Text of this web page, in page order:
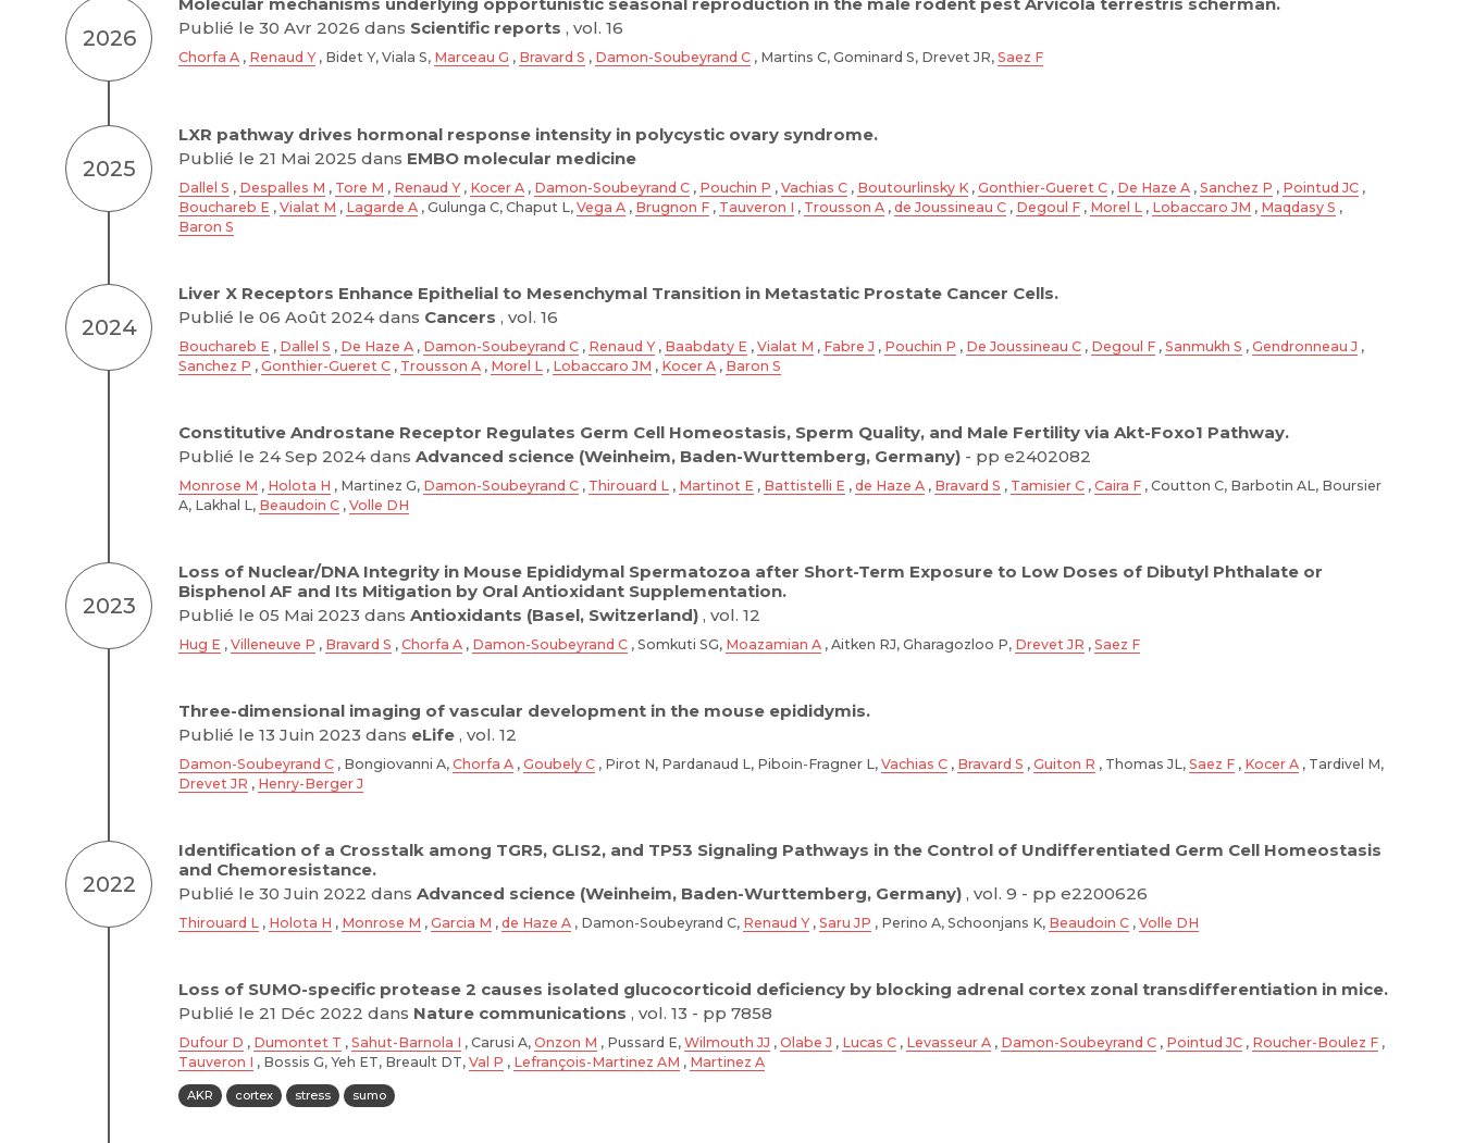
2026
Publié le 30 Avr 2026 dans Scientific reports , vol. 16
Chorfa A , Renaud Y, Bidet Y, Viala S, Marceau G , Bravard S , Damon-Soubeyrand C , Martins C, Gominard S, Drevet JR, Saez F
2025
LXR pathway drives hormonal response intensity in polycystic ovary syndrome.
Publié le 21 Mai 2025 dans EMBO molecular medicine
Dallel S , Despalles M , Tore M , Renaud Y, Kocer A , Damon-Soubeyrand C , Pouchin P , Vachias C , Boutourlinsky K , Gonthier-Gueret C , De Haze A , Sanchez P , Pointud JC ,
Bouchareb E , Vialat M , Lagarde A , Gulunga C, Chaput L, Vega A , Brugnon F , Tauveron I , Trousson A , de Joussineau C , Degoul F , Morel L , Lobaccaro JM , Maqdasy S ,
Baron S
2024
Liver X Receptors Enhance Epithelial to Mesenchymal Transition in Metastatic Prostate Cancer Cells.
Publié le 06 Août 2024 dans Cancers , vol. 16
Bouchareb E , Dallel S , De Haze A , Damon-Soubeyrand C , Renaud Y, Baabdaty E , Vialat M , Fabre J , Pouchin P , De Joussineau C , Degoul F , Sanmukh S , Gendronneau J ,
Sanchez P , Gonthier-Gueret C , Trousson A , Morel L , Lobaccaro JM , Kocer A , Baron S
Constitutive Androstane Receptor Regulates Germ Cell Homeostasis, Sperm Quality, and Male Fertility via Akt-Foxo1 Pathway.
Publié le 24 Sep 2024 dans Advanced science (Weinheim, Baden-Wurttemberg, Germany) - pp e2402082
Monrose M , Holota H , Martinez G, Damon-Soubeyrand C , Thirouard L , Martinot E , Battistelli E , de Haze A , Bravard S , Tamisier C , Caira F , Coutton C, Barbotin AL, Boursier
A, Lakhal L, Beaudoin C , Volle DH
2023
Loss of Nuclear/DNA Integrity in Mouse Epididymal Spermatozoa after Short-Term Exposure to Low Doses of Dibutyl Phthalate or
Bisphenol AF and Its Mitigation by Oral Antioxidant Supplementation.
Publié le 05 Mai 2023 dans Antioxidants (Basel, Switzerland) , vol. 12
Hug E , Villeneuve P , Bravard S , Chorfa A , Damon-Soubeyrand C , Somkuti SG, Moazamian A , Aitken RJ, Gharagozloo P, Drevet JR , Saez F
Three-dimensional imaging of vascular development in the mouse epididymis.
Publié le 13 Juin 2023 dans eLife , vol. 12
Damon-Soubeyrand C , Bongiovanni A, Chorfa A , Goubely C , Pirot N, Pardanaud L, Piboin-Fragner L, Vachias C , Bravard S , Guiton R , Thomas JL, Saez F , Kocer A , Tardivel M,
Drevet JR , Henry-Berger J
2022
Identification of a Crosstalk among TGR5, GLIS2, and TP53 Signaling Pathways in the Control of Undifferentiated Germ Cell Homeostasis
and Chemoresistance.
Publié le 30 Juin 2022 dans Advanced science (Weinheim, Baden-Wurttemberg, Germany) , vol. 9 - pp e2200626
Thirouard L , Holota H , Monrose M , Garcia M , de Haze A , Damon-Soubeyrand C, Renaud Y, Saru JP , Perino A, Schoonjans K, Beaudoin C , Volle DH
Loss of SUMO-specific protease 2 causes isolated glucocorticoid deficiency by blocking adrenal cortex zonal transdifferentiation in mice.
Publié le 21 Déc 2022 dans Nature communications , vol. 13 - pp 7858
Dufour D , Dumontet T , Sahut-Barnola I , Carusi A, Onzon M , Pussard E, Wilmouth JJ , Olabe J , Lucas C , Levasseur A , Damon-Soubeyrand C , Pointud JC , Roucher-Boulez F ,
Tauveron I , Bossis G, Yeh ET, Breault DT, Val P , Lefrançois-Martinez AM , Martinez A
AKR cortex stress sumo